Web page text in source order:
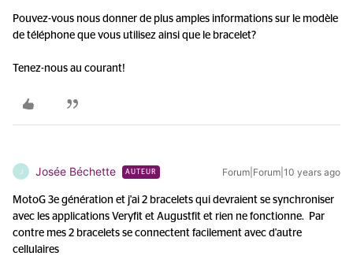
Pouvez-vous nous donner de plus amples informations sur le modèle
de téléphone que vous utilisez ainsi que le bracelet?
Tenez-nous au courant!
J Josée Béchette AUTEUR Forum|Forum|10 years ago
MotoG 3e génération et j'ai 2 bracelets qui devraient se synchroniser
avec les applications Veryfit et Augustfit et rien ne fonctionne. Par
contre mes 2 bracelets se connectent facilement avec d'autre
cellulaires